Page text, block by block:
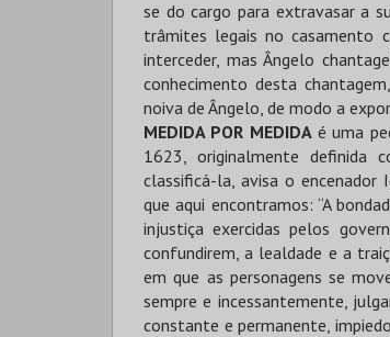
se do cargo para extravasar a
trâmites legais no casamento
interceder, mas Ângelo
conhecimento desta
noiva de Ângelo, de modo a
MEDIDA POR MEDIDAé uma
1623, originalmente definida
classificá-la, avisa o encenador
que aqui encontramos: “A
injustiça exercidas pelos
confundirem, a lealdade e a
em que as personagens se
sempre e incessantemente,
constante e permanente,